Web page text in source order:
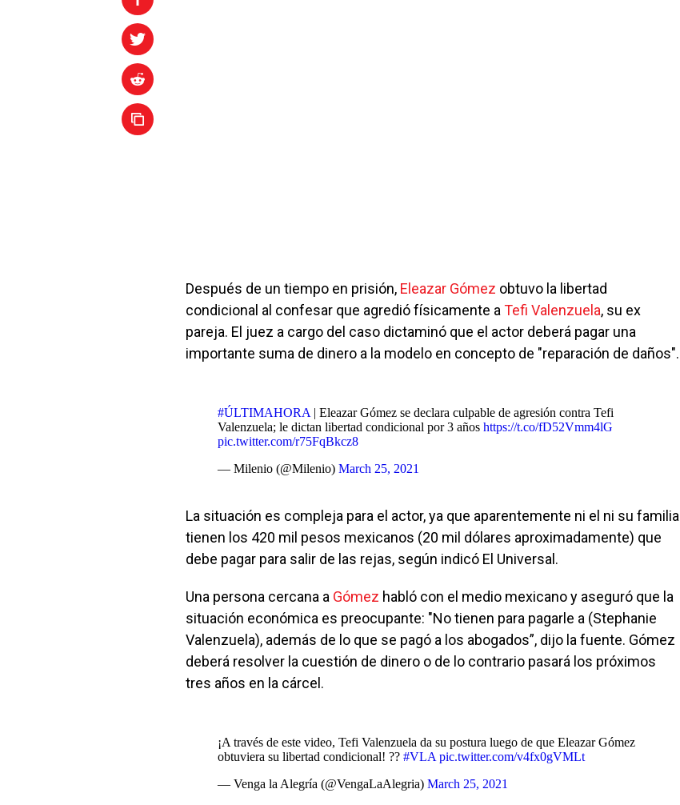
Después de un tiempo en prisión, Eleazar Gómez obtuvo la libertad
condicional al confesar que agredió físicamente aTefi Valenzuela, su ex
pareja. El juez a cargo del caso dictaminó que el actor deberá pagar una
importante suma de dinero a la modelo en concepto de "reparación de daños".
#ÚLTIMAHORA | Eleazar Gómez se declara culpable de agresión contra Tefi
Valenzuela; le dictan libertad condicional por 3 años https://t.co/fD52Vmm4lG
pic.twitter.com/r75FqBkcz8
— Milenio (@Milenio) March 25, 2021
La situación es compleja para el actor, ya que aparentemente ni el ni su familia
tienen los 420 mil pesos mexicanos (20 mil dólares aproximadamente) que
debe pagar para salir de las rejas, según indicó El Universal.
Una persona cercana a Gómez habló con el medio mexicano y aseguró que la
situación económica es preocupante: "No tienen para pagarle a (Stephanie
Valenzuela), además de lo que se pagó a los abogados”, dijo la fuente. Gómez
deberá resolver la cuestión de dinero o de lo contrario pasará los próximos
tres años en la cárcel.
¡A través de este video, Tefi Valenzuela da su postura luego de que Eleazar Gómez
obtuviera su libertad condicional! ?? #VLA pic.twitter.com/v4fx0gVMLt
— Venga la Alegría (@VengaLaAlegria) March 25, 2021